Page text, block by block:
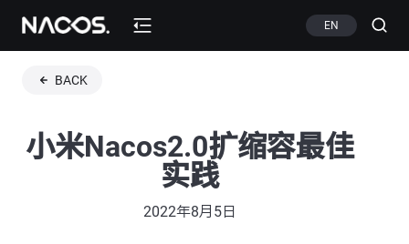
EN
BACK
小米Nacos2.0扩缩容最佳
实践
2022年8月5日